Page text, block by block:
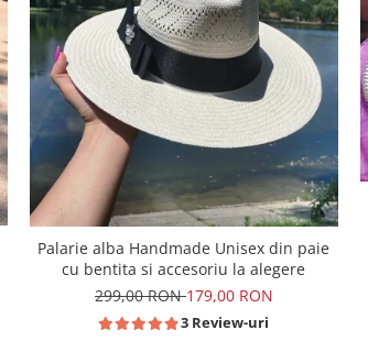
Palarie alba Handmade Unisex din paie
cu bentita si accesoriu la alegere
299,00 RON179,00 RON
3 Review-uri